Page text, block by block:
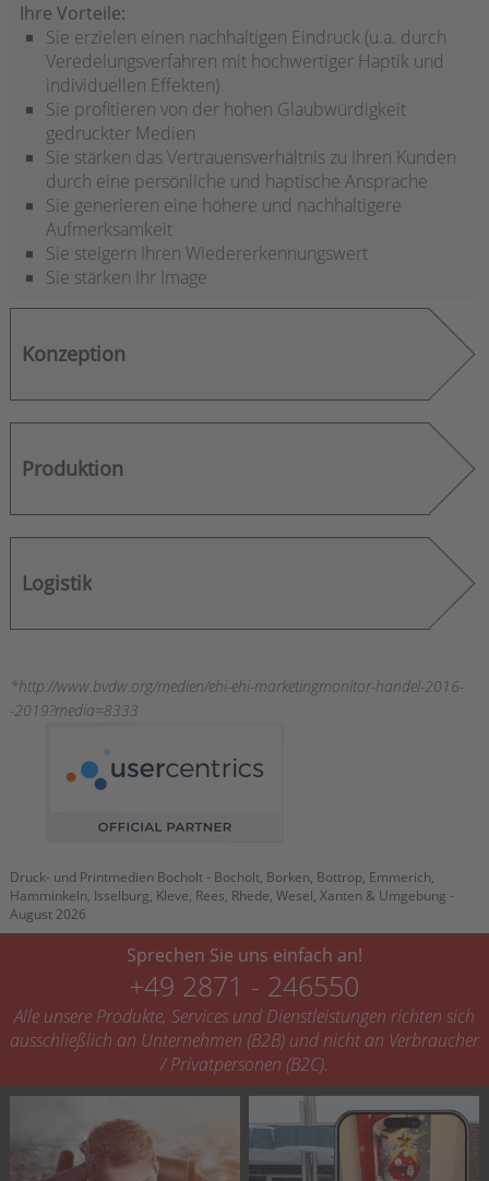
Ihre Vorteile:
Sie erzielen einen nachhaltigen Eindruck (u.a. durch
Veredelungsverfahren mit hochwertiger Haptik und
individuellen Effekten)
Sie profitieren von der hohen Glaubwürdigkeit
gedruckter Medien
Sie stärken das Vertrauensverhältnis zu Ihren Kunden
durch eine persönliche und haptische Ansprache
Sie generieren eine höhere und nachhaltigere
Aufmerksamkeit
Sie steigern Ihren Wiedererkennungswert
Sie stärken Ihr Image
Konzeption
Produktion
Logistik
*http://www.bvdw.org/medien/ehi-ehi-marketingmonitor-handel-2016-
-2019?media=8333
Druck- und Printmedien Bocholt - Bocholt, Borken, Bottrop, Emmerich,
Hamminkeln, Isselburg, Kleve, Rees, Rhede, Wesel, Xanten & Umgebung -
August 2026
Sprechen Sie uns einfach an!
+49 2871 - 246550
Alle unsere Produkte, Services und Dienstleistungen richten sich
ausschließlich an Unternehmen (B2B) und nicht an Verbraucher
/ Privatpersonen (B2C).